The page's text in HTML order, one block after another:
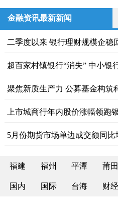
金融资讯最新新闻
二季度以来 银行理财规模企稳
超百家村镇银行“消失” 中小银
聚焦新质生产力 公募基金构筑
上市城商行年内股价涨幅领跑
5月份期货市场单边成交额同比
福建 福州 平潭 莆田
国内 国际 台海 财经